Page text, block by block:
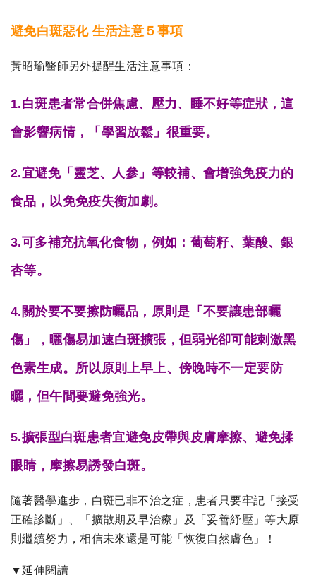
避免白斑惡化 生活注意５事項
黃昭瑜醫師另外提醒生活注意事項：
1.白斑患者常合併焦慮、壓力、睡不好等症狀，這
會影響病情，「學習放鬆」很重要。
2.宜避免「靈芝、人參」等較補、會增強免疫力的
食品，以免免疫失衡加劇。
3.可多補充抗氧化食物，例如：葡萄籽、葉酸、銀
杏等。
4.關於要不要擦防曬品，原則是「不要讓患部曬
傷」，曬傷易加速白斑擴張，但弱光卻可能刺激黑
色素生成。所以原則上早上、傍晚時不一定要防
曬，但午間要避免強光。
5.擴張型白斑患者宜避免皮帶與皮膚摩擦、避免揉
眼睛，摩擦易誘發白斑。
隨著醫學進步，白斑已非不治之症，患者只要牢記「接受
正確診斷」、「擴散期及早治療」及「妥善紓壓」等大原
則繼續努力，相信未來還是可能「恢復自然膚色」！
▼延伸閱讀